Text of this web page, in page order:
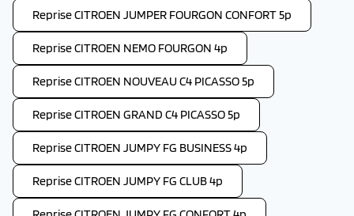
Reprise CITROEN JUMPER FOURGON CONFORT 5p
Reprise CITROEN NEMO FOURGON 4p
Reprise CITROEN NOUVEAU C4 PICASSO 5p
Reprise CITROEN GRAND C4 PICASSO 5p
Reprise CITROEN JUMPY FG BUSINESS 4p
Reprise CITROEN JUMPY FG CLUB 4p